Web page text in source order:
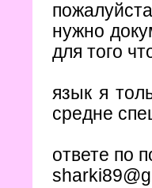
нужно
для того
язык я
средне
ответе по